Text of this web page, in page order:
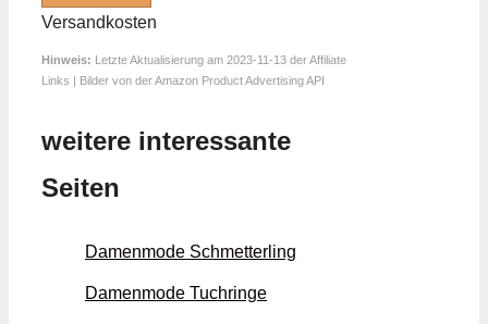
Versandkosten
Hinweis: Letzte Aktualisierung am 2023-11-13 der Affiliate
Links | Bilder von der Amazon Product Advertising API
weitere interessante
Seiten
Damenmode Schmetter­ling
Damenmode Tuch­ringe